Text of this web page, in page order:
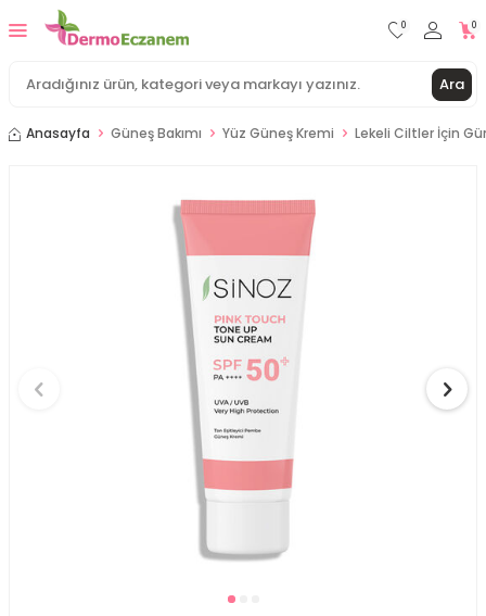
Ara
0 0
Anasayfa Güneş Bakımı Yüz Güneş Kremi Lekeli Ciltler İçin